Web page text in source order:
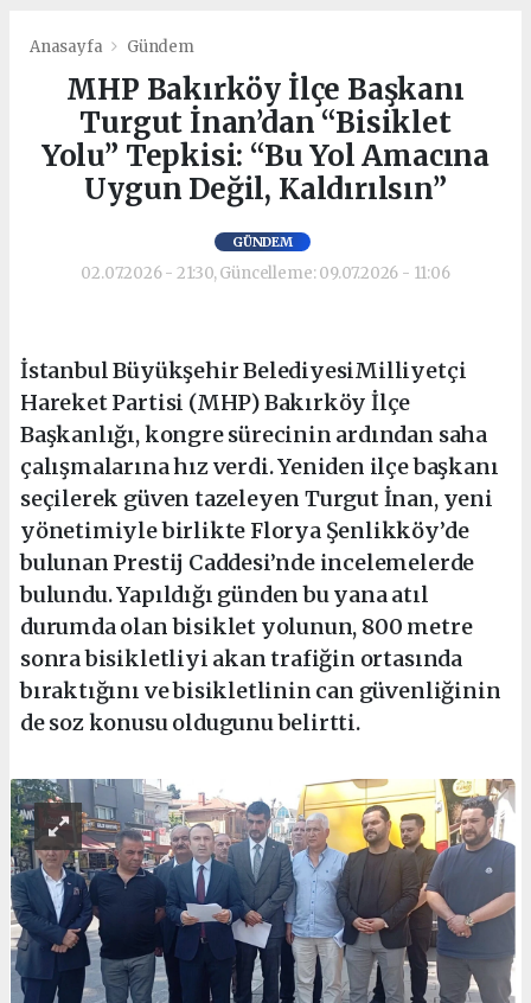
Anasayfa Gündem
MHP Bakırköy İlçe Başkanı
Turgut İnan’dan “Bisiklet
Yolu” Tepkisi: “Bu Yol Amacına
Uygun Değil, Kaldırılsın”
GÜNDEM
02.07.2026 - 21:30, Güncelleme: 09.07.2026 - 11:06
İstanbul Büyükşehir BelediyesiMilliyetçi
Hareket Partisi (MHP) Bakırköy İlçe
Başkanlığı, kongre sürecinin ardından saha
çalışmalarına hız verdi. Yeniden ilçe başkanı
seçilerek güven tazeleyen Turgut İnan, yeni
yönetimiyle birlikte Florya Şenlikköy’de
bulunan Prestij Caddesi’nde incelemelerde
bulundu. Yapıldığı günden bu yana atıl
durumda olan bisiklet yolunun, 800 metre
sonra bisikletliyi akan trafiğin ortasında
bıraktığını ve bisikletlinin can güvenliğinin
de soz konusu oldugunu belirtti.